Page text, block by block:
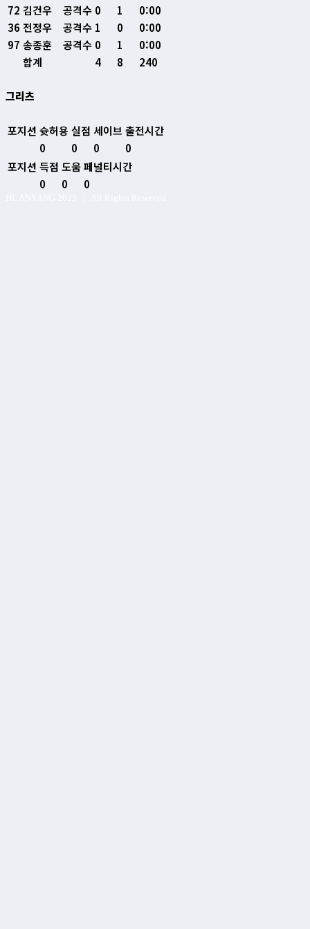
72 김건우 공격수 0 1
0:00
36 전정우 공격수 1 0
0:00
97 송종훈 공격수 0 1
0:00
합계
4 8 240
그리츠
포지션 슛허용 실점 세이브 출전시간
0
0 0
0
포지션 득점 도움페널티시간
0
0 0